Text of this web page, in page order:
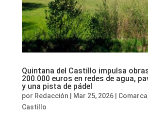
Quintana del Castillo impulsa
200.000 euros en redes de agua,
y una pista de pádel
por Redacción Mar 25, 2026| Comarca
Castillo